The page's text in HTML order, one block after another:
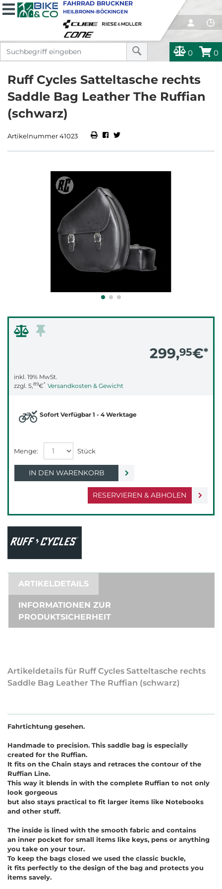
0 0
FAHRRAD BRUCKNER
HEILBRONN-BÖCKINGEN
Ruff Cycles Satteltasche rechts
Saddle Bag Leather The Ruffian
(schwarz)
Artikelnummer 41023
299,95€*
inkl. 19% MwSt.
zzgl. 5,89€* Versandkosten & Gewicht
RESERVIEREN & ABHOLEN
Sofort Verfügbar 1 - 4 Werktage
IN DEN WARENKORB
ARTIKELDETAILS
INFORMATIONEN ZUR
PRODUKTSICHERHEIT
Artikeldetails für Ruff Cycles Satteltasche rechts
Saddle Bag Leather The Ruffian (schwarz)
Fahrtichtung gesehen.
Handmade to precision. This saddle bag is especially
created for the Ruffian.
It fits on the Chain stays and retraces the contour of the
Ruffian Line.
This way it blends in with the complete Ruffian to not only
look gorgeous
but also stays practical to fit larger items like Notebooks
and other stuff.
The inside is lined with the smooth fabric and contains
an inner pocket for small items like keys, pens or anything
you take on your tour.
To keep the bags closed we used the classic buckle,
it fits perfectly to the design of the bag and protects you
items savely.